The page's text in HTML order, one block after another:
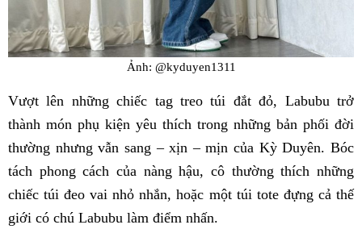
Ảnh: @kyduyen1311
Vượt lên những chiếc tag treo túi đắt đỏ, Labubu trở
thành món phụ kiện yêu thích trong những bản phối đời
thường nhưng vẫn sang – xịn – mịn của Kỳ Duyên. Bóc
tách phong cách của nàng hậu, cô thường thích những
chiếc túi đeo vai nhỏ nhắn, hoặc một túi tote đựng cả thế
giới có chú Labubu làm điểm nhấn.